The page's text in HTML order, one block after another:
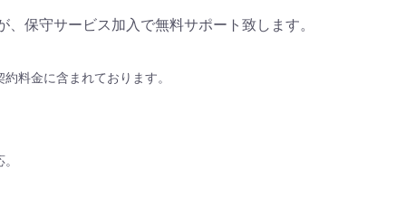
保守サービス加入で無料サポート致します。
料金に含まれております。